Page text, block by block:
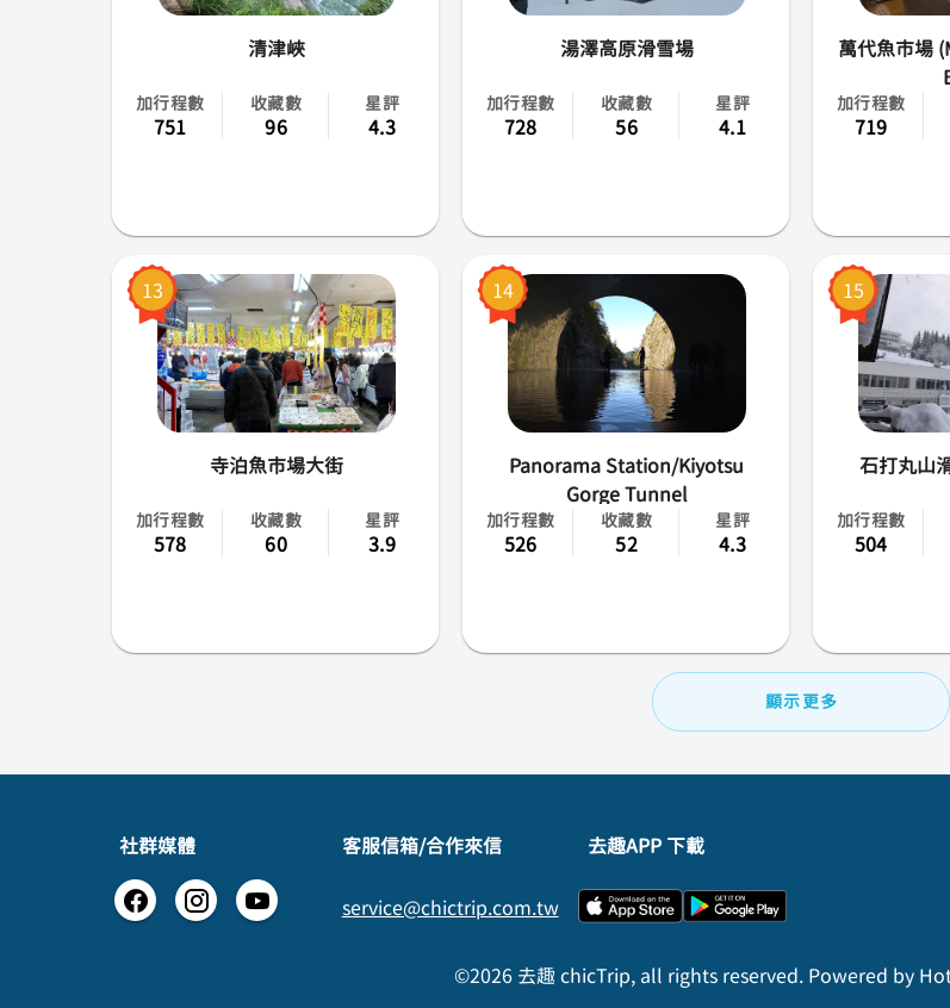
愛知
小松
山梨
清津峽
加行程數
751
收藏數
96
星評
4.3
湯澤高原滑雪場
加行程數
728
收藏數
56
星評
4.1
萬代魚市場
加行程數
719
13
寺泊魚市場大街
加行程數
578
收藏數
60
星評
3.9
14
Panorama Station/Kiyotsu
Gorge Tunnel
加行程數
526
收藏數
52
星評
4.3
15
石打丸山
加行程數
504
顯示更多
社群媒體 ​客服信箱/合作來信
service@chictrip.com.tw
去趣APP 下載
©2026 去趣 chicTrip, all rights reserved. Powered by